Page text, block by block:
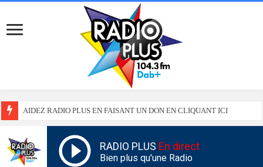
AIDEZ RADIO PLUS EN FAISANT UN DON EN CLIQUANT ICI
RADIO PLUS En direct
Bien plus qu'une Radio